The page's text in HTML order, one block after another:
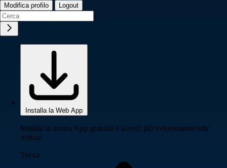
Modifica profilo Logout
Installa la Web App
Installa la nostra App gratuita e accedi più velocemente alle
notizie
Tocca